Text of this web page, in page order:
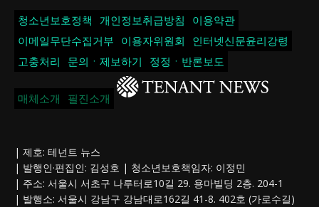
청소년보호정책 개인정보취급방침
이용약관
이메일무단수집거부
이용자위원회
인터넷신문윤리강령
고충처리
문의ㆍ제보하기 정정ㆍ반론보도
매체소개 필진소개
| 제호: 테넌트 뉴스
| 발행인·편집인: 김성호 | 청소년보호책임자: 이정민
| 주소: 서울시 서초구 나루터로10길 29. 용마빌딩 2층. 204-1
| 발행소: 서울시 강남구 강남대로162길 41-8. 402호 (가로수길)